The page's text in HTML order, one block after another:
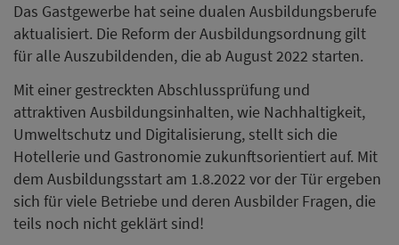
Das Gastgewerbe hat seine dualen Ausbildungsberufe
aktualisiert. Die Reform der Ausbildungsordnung gilt
für alle Auszubildenden, die ab August 2022 starten.
Mit einer gestreckten Abschlussprüfung und
attraktiven Ausbildungsinhalten, wie Nachhaltigkeit,
Umweltschutz und Digitalisierung, stellt sich die
Hotellerie und Gastronomie zukunftsorientiert auf. Mit
dem Ausbildungsstart am 1.8.2022 vor der Tür ergeben
sich für viele Betriebe und deren Ausbilder Fragen, die
teils noch nicht geklärt sind!